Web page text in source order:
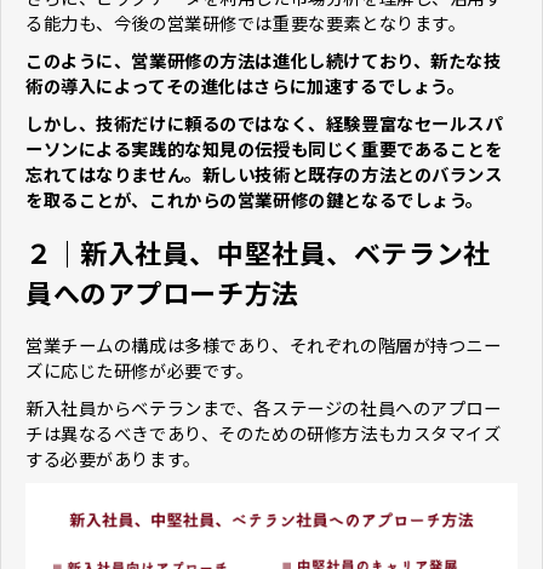
る能力も、今後の営業研修では重要な要素となります。
このように、営業研修の方法は進化し続けており、新たな技
術の導入によってその進化はさらに加速するでしょう。
しかし、技術だけに頼るのではなく、経験豊富なセールスパ
ーソンによる実践的な知見の伝授も同じく重要であることを
忘れてはなりません。新しい技術と既存の方法とのバランス
を取ることが、これからの営業研修の鍵となるでしょう。
２｜新入社員、中堅社員、ベテラン社
員へのアプローチ方法
営業チームの構成は多様であり、それぞれの階層が持つニー
ズに応じた研修が必要です。
新入社員からベテランまで、各ステージの社員へのアプロー
チは異なるべきであり、そのための研修方法もカスタマイズ
する必要があります。